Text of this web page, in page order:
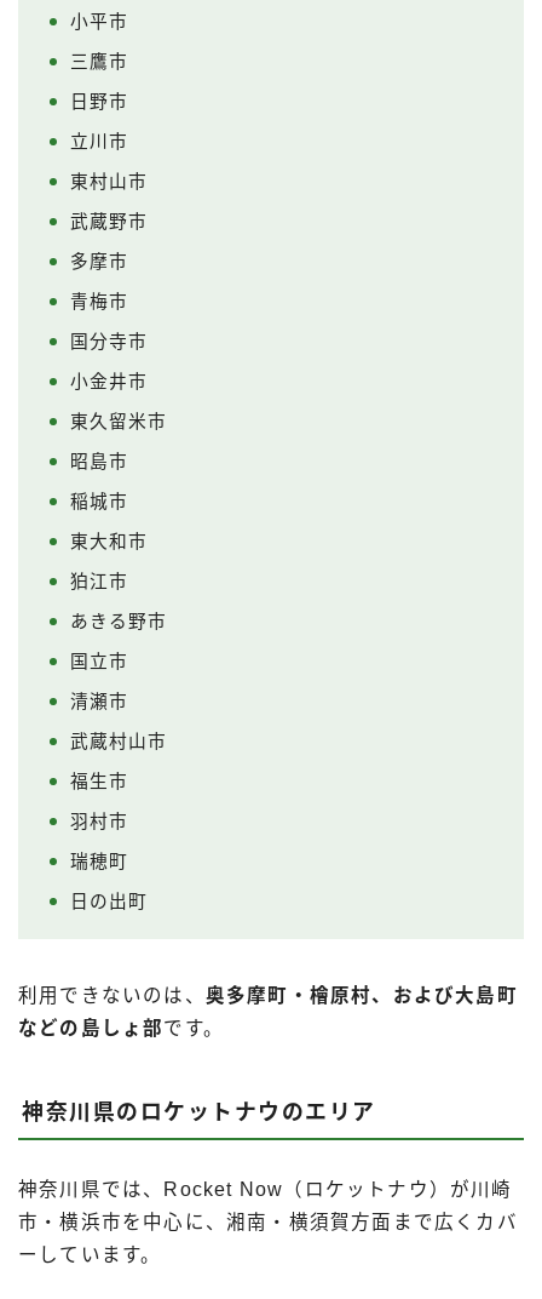
小平市
三鷹市
日野市
立川市
東村山市
武蔵野市
多摩市
青梅市
国分寺市
小金井市
東久留米市
昭島市
稲城市
東大和市
狛江市
あきる野市
国立市
清瀬市
武蔵村山市
福生市
羽村市
瑞穂町
日の出町
利用できないのは、 奥多摩町・檜原村、および大島町
などの島しょ部です。
神奈川県のロケットナウのエリア
神奈川県では、Rocket Now（ロケットナウ）が川崎
市・横浜市を中心に、湘南・横須賀方面まで広くカバ
ーしています。